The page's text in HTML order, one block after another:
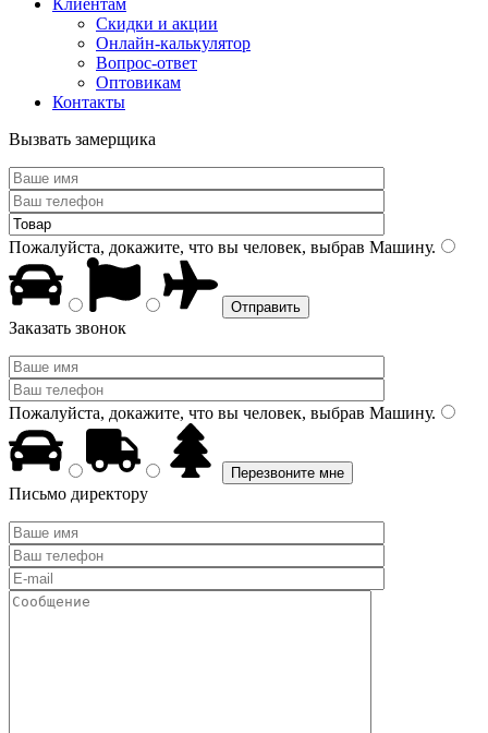
Клиентам
Скидки и акции
Онлайн-калькулятор
Вопрос-ответ
Оптовикам
Контакты
Вызвать замерщика
Пожалуйста, докажите, что вы человек, выбрав Машину.
Заказать звонок
Пожалуйста, докажите, что вы человек, выбрав Машину.
Письмо директору